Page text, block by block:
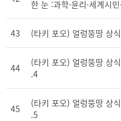
한 눈 :과학·윤리·세계시민
43 (타키 포오) 얼렁뚱땅 상
44
(타키 포오) 얼렁뚱땅 상
.4
45
(타키 포오) 얼렁뚱땅 상
.5